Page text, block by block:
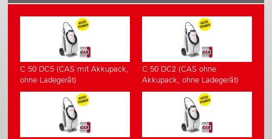
C 50 DC5 (CAS mit Akkupack,
ohne Ladegerät)
C 50 DC2 (CAS ohne
Akkupack, ohne Ladegerät)